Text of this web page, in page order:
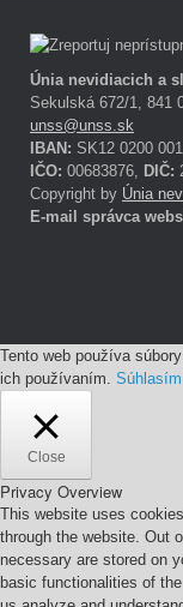
Únia nevidiacich a
Sekulská 672/1, 841
unss@unss.sk
IBAN: SK12 0200
IČO: 00683876, DIČ:
Copyright by Únia
E-mail správca
Tento web používa
ich používaním. Súhlasím
Close
Privacy Overview
This website uses
through the website. Out
necessary are stored on
basic functionalities of